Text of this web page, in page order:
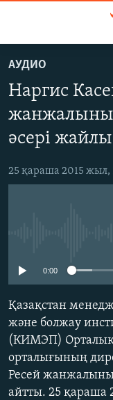
to
main
content
to
Navigation
ЖАҢАЛЫҚТАР
САЯСАТ
AZATTYQTV
ҚАҢТАР ОҚИҒАСЫ
АДАМ
Русский
ЖАЗЫЛЫҢЫЗ
Басқа тілдерде
АУДИО
Наргис
әсері жайлы
25 қараша 2015 жыл,
0:00
Қазақстан
және болжау
(КИМЭП) Орталық
орталығының
Ресей
айтты. 25 қараша